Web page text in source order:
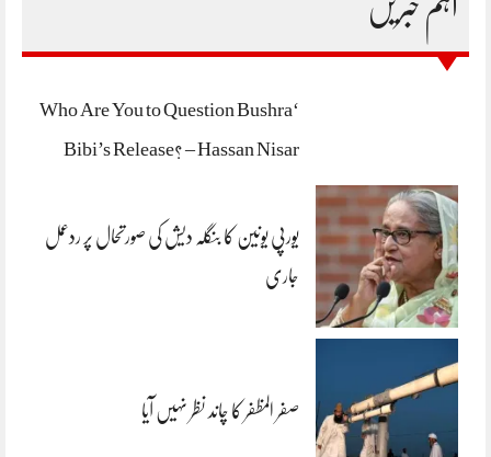
اہم خبریں
‘Who Are You to Question Bushra
Bibi’s Release? – Hassan Nisar
یورپی یونین کا بنگلہ دیش کی صورتحال پر ردعمل
جاری
صفر المظفر کا چاند نظر نہیں آیا